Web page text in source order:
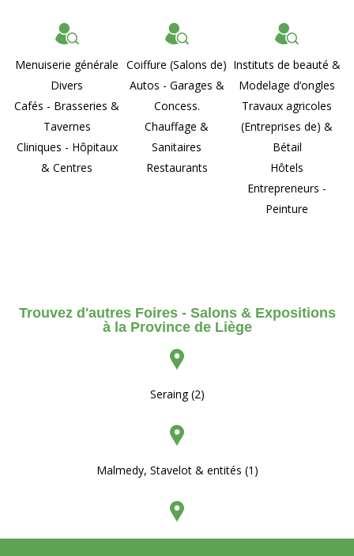
Menuiserie générale
Divers
Cafés - Brasseries &
Tavernes
Cliniques - Hôpitaux
& Centres
Coiffure (Salons de)
Autos - Garages &
Concess.
Chauffage &
Sanitaires
Restaurants
Instituts de beauté &
Modelage d’ongles
Travaux agricoles
(Entreprises de) &
Bétail
Hôtels
Entrepreneurs -
Peinture
Trouvez d'autres Foires - Salons & Expositions
à la Province de Liège
Seraing (2)
Malmedy, Stavelot & entités (1)